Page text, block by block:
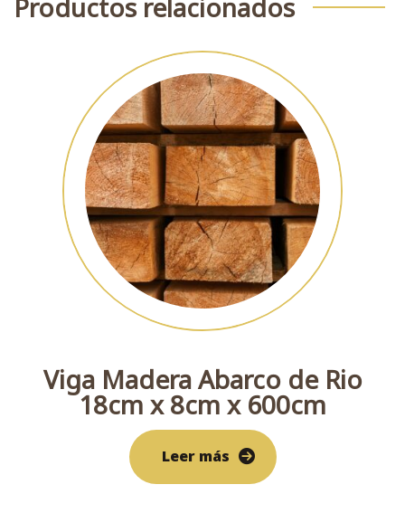
Productos relacionados
Viga Madera Abarco de Rio
18cm x 8cm x 600cm
Leer más